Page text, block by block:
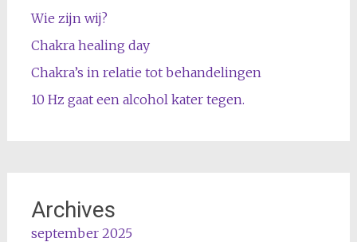
Wie zijn wij?
Chakra healing day
Chakra’s in relatie tot behandelingen
10 Hz gaat een alcohol kater tegen.
Archives
september 2025